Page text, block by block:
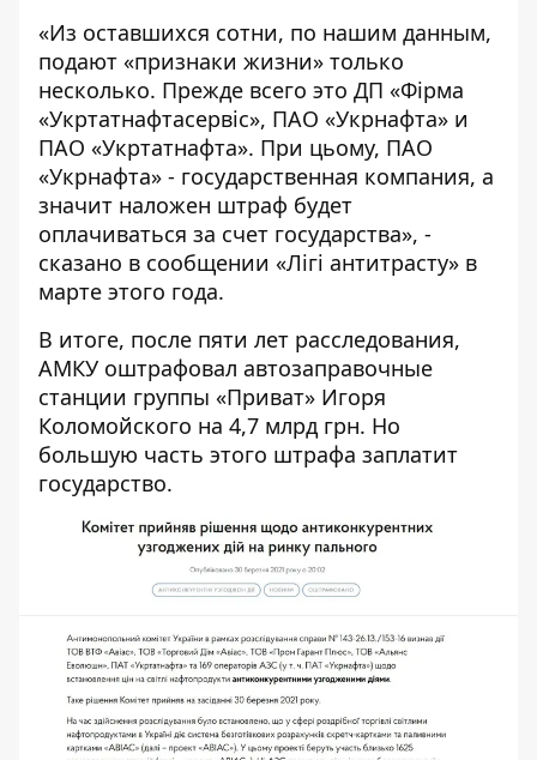
«Из оставшихся сотни, по нашим данным,
подают «признаки жизни» только
несколько. Прежде всего это ДП «Фірма
«Укртатнафтасервіс», ПАО «Укрнафта» и
ПАО «Укртатнафта». При цьому, ПАО
«Укрнафта» - государственная компания, а
значит наложен штраф будет
оплачиваться за счет государства», -
сказано в сообщении «Лігі антитрасту» в
марте этого года.
В итоге, после пяти лет расследования,
АМКУ оштрафовал автозаправочные
станции группы «Приват» Игоря
Коломойского на 4,7 млрд грн. Но
большую часть этого штрафа заплатит
государство.